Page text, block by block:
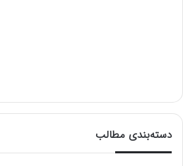
دسته‌بندی مطالب